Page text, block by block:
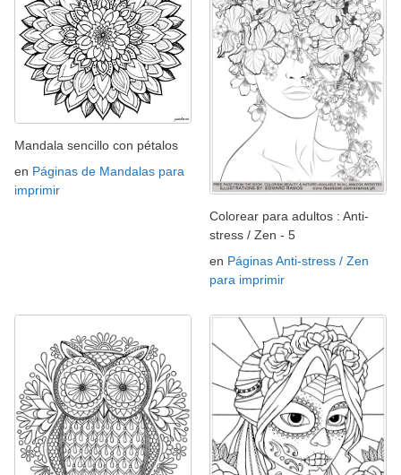
Mandala sencillo con pétalos
en Páginas de Mandalas para
imprimir
Colorear para adultos : Anti-
stress / Zen - 5
en Páginas Anti-stress / Zen
para imprimir